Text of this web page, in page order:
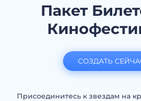
Пакет
Присоединитесь к звездам на
СОЗДАТЬ